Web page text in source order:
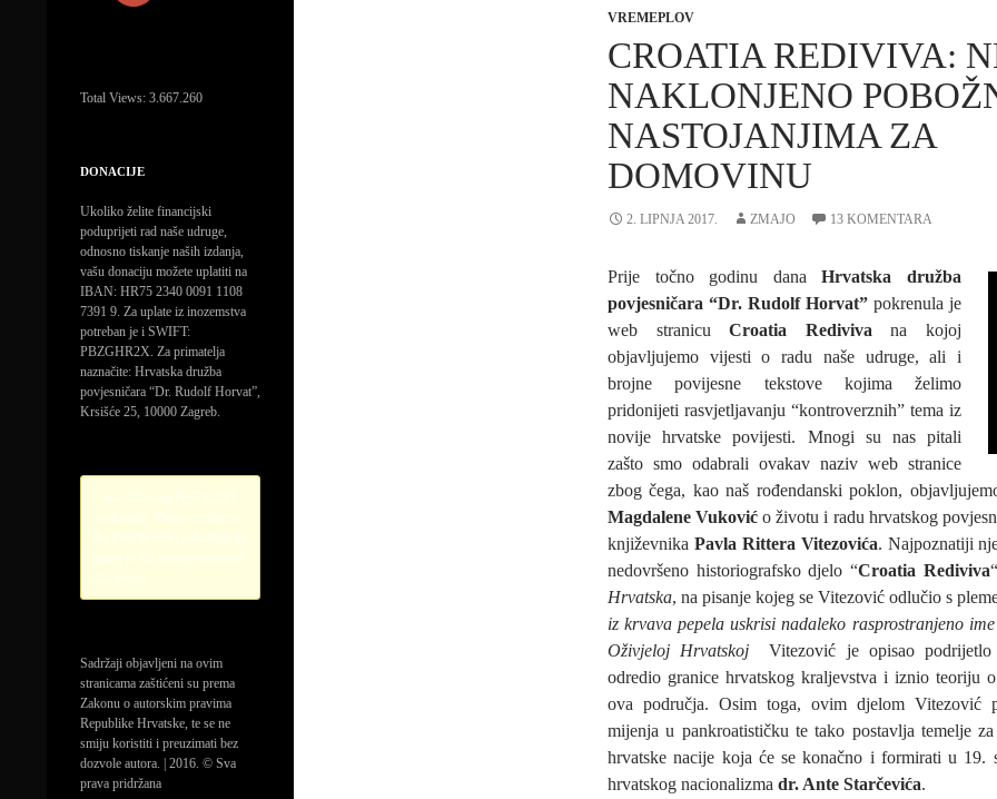
VREMEPLOV
CROATIA REDIVIVA:
NAKLONJENO
NASTOJANJIMA ZA
DOMOVINU
2. LIPNJA 2017. ZMAJO 13 KOMENTARA
Prije točno godinu danaHrvatska družba
povjesničara “Dr. Rudolf Horvat” pokrenula je
web stranicuCroatia Rediviva na kojoj
objavljujemo vijesti o radu naše udruge, ali i
brojne povijesne tekstove kojima želimo
pridonijeti rasvjetljavanju “kontroverznih” tema iz
novije hrvatske povijesti. Mnogi su nas pitali
zašto smo odabrali ovakav naziv web stranice
zbog čega, kao naš rođendanski poklon,
Magdalene Vuković o životu i radu hrvatskog
književnika Pavla Rittera Vitezovića. Najpoznatiji
nedovršeno historiografsko djelo “Croatia Rediviva
Hrvatska, na pisanje kojeg se Vitezović odlučio s
iz krvava pepela uskrisi nadaleko rasprostranjeno
Oživjeloj Hrvatskoj Vitezović je opisao podrijetlo
odredio granice hrvatskog kraljevstva i iznio teoriju
ova područja. Osim toga, ovim djelom Vitezović
mijenja u pankroatističku te tako postavlja temelje
hrvatske nacije koja će se konačno i formirati u 19.
hrvatskog nacionalizma dr. Ante Starčevića.
Total Views: 3.667.260
DONACIJE
Ukoliko želite financijski
poduprijeti rad naše udruge,
odnosno tiskanje naših izdanja,
vašu donaciju možete uplatiti na
IBAN: HR75 2340 0091 1108
7391 9. Za uplate iz inozemstva
potreban je i SWIFT:
PBZGHR2X. Za primatelja
naznačite: Hrvatska družba
povjesničara “Dr. Rudolf Horvat”,
Krsišće 25, 10000 Zagreb.
Sadržaji objavljeni na ovim
stranicama zaštićeni su prema
Zakonu o autorskim pravima
Republike Hrvatske, te se ne
smiju koristiti i preuzimati bez
dozvole autora. | 2016. © Sva
prava pridržana